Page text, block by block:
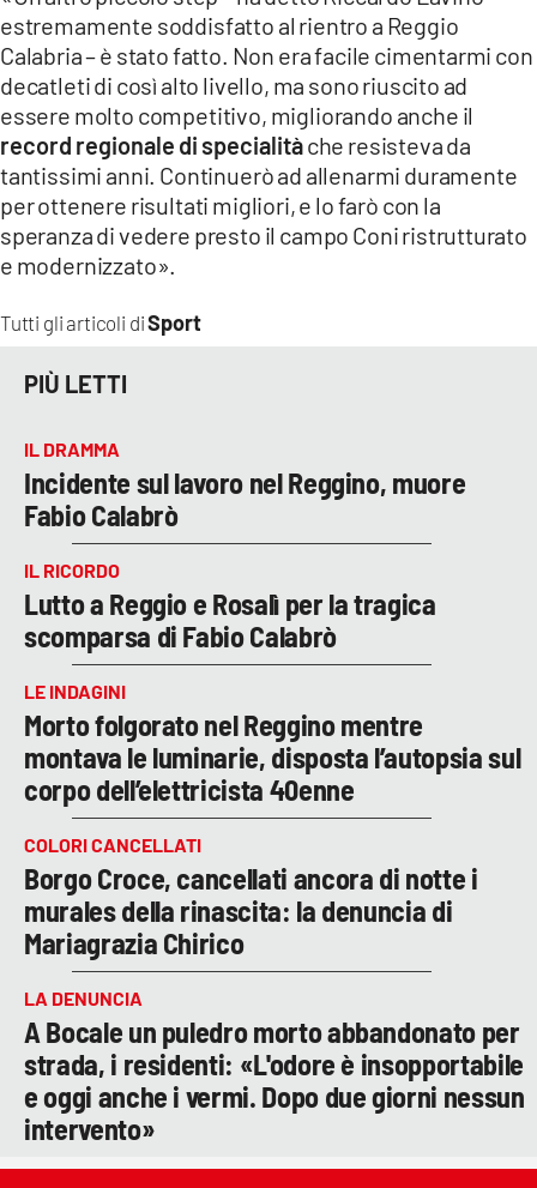
Tutti gli articoli diSport
estremamente soddisfatto al rientro a Reggio
Calabria – è stato fatto. Non era facile cimentarmi con
decatleti di così alto livello, ma sono riuscito ad
essere molto competitivo, migliorando anche il
record regionale di specialitàche resisteva da
tantissimi anni. Continuerò ad allenarmi duramente
per ottenere risultati migliori, e lo farò con la
speranza di vedere presto il campo Coni ristrutturato
e modernizzato».
PIÙ LETTI
IL DRAMMA
Incidente sul lavoro nel Reggino, muore
Fabio Calabrò
IL RICORDO
Lutto a Reggio e Rosalì per la tragica
scomparsa di Fabio Calabrò
LE INDAGINI
Morto folgorato nel Reggino mentre
montava le luminarie, disposta l’autopsia sul
corpo dell’elettricista 40enne
COLORI CANCELLATI
Borgo Croce, cancellati ancora di notte i
murales della rinascita: la denuncia di
Mariagrazia Chirico
LA DENUNCIA
A Bocale un puledro morto abbandonato per
strada, i residenti: «L'odore è insopportabile
e oggi anche i vermi. Dopo due giorni nessun
intervento»